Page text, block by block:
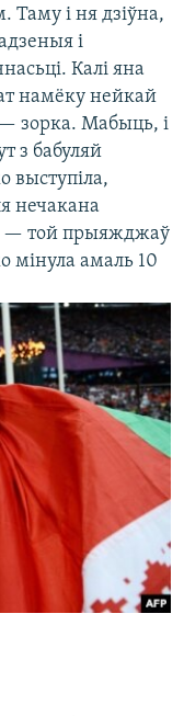
Таму і ня дзіўна,
і
Калі яна
намёку нейкай
— зорка. Мабыць, і
з бабуляй
выступіла,
нечакана
— той прыяжджаў
мінула амаль 10